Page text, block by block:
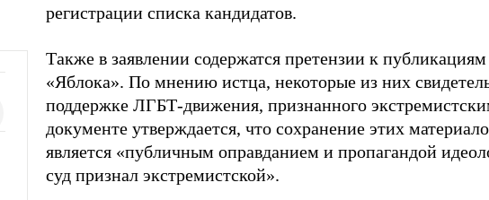
регистрации списка кандидатов.
Также в заявлении содержатся претензии к
«Яблока». По мнению истца, некоторые из них
поддержке ЛГБТ-движения, признанного
документе утверждается, что сохранение этих
является «публичным оправданием и пропагандой
суд признал экстремистской».